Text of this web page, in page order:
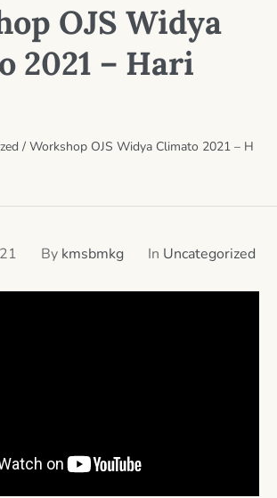
OJS Widya
2021 – Hari
/ Workshop OJS Widya Climato 2021 – H
By kmsbmkg In Uncategorized